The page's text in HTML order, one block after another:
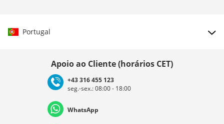
Portugal
Deutschland Österreich
Apoio ao Cliente (horários CET)
+43 316 455 123
seg.-sex.: 08:00 - 18:00
WhatsApp